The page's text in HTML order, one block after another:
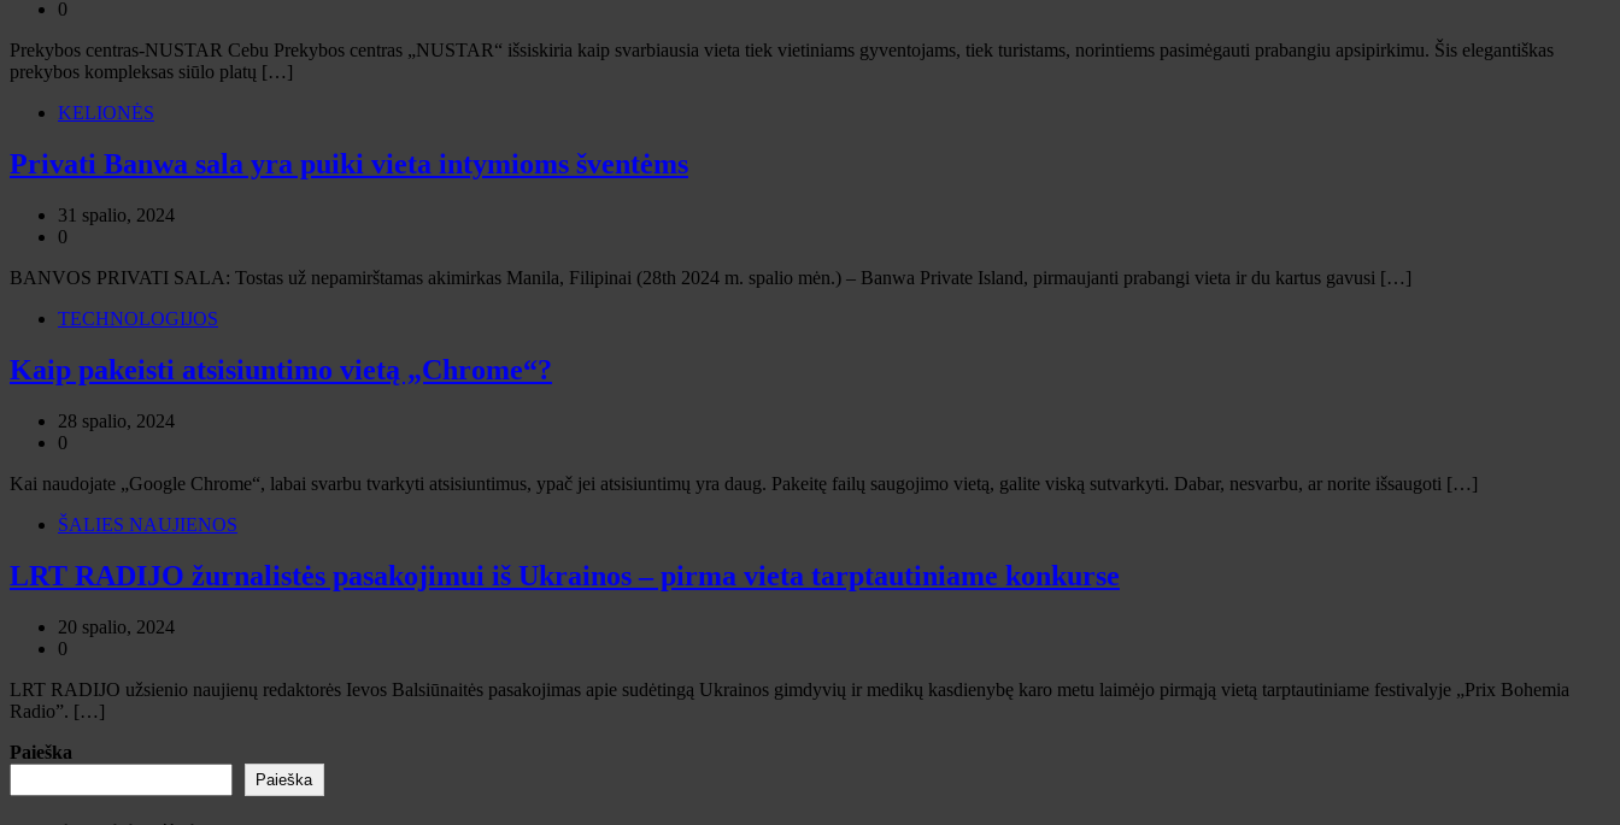
0
Prekybos centras-NUSTAR Cebu Prekybos centras „NUSTAR“ išsiskiria kaip svarbiausia vieta tiek vietiniams gyventojams, tiek turistams, norintiems pasimėgauti prabangiu apsipirkimu. Šis elegantiškas
prekybos kompleksas siūlo platų […]
KELIONĖS
Privati ​​Banwa sala yra puiki vieta intymioms šventėms
31 spalio, 2024
0
BANVOS PRIVATI SALA: Tostas už nepamirštamas akimirkas Manila, Filipinai (28th 2024 m. spalio mėn.) – Banwa Private Island, pirmaujanti prabangi vieta ir du kartus gavusi […]
TECHNOLOGIJOS
Kaip pakeisti atsisiuntimo vietą „Chrome“?
28 spalio, 2024
0
Kai naudojate „Google Chrome“, labai svarbu tvarkyti atsisiuntimus, ypač jei atsisiuntimų yra daug. Pakeitę failų saugojimo vietą, galite viską sutvarkyti. Dabar, nesvarbu, ar norite išsaugoti […]
ŠALIES NAUJIENOS
LRT RADIJO žurnalistės pasakojimui iš Ukrainos – pirma vieta tarptautiniame konkurse
20 spalio, 2024
0
LRT RADIJO užsienio naujienų redaktorės Ievos Balsiūnaitės pasakojimas apie sudėtingą Ukrainos gimdyvių ir medikų kasdienybę karo metu laimėjo pirmąją vietą tarptautiniame festivalyje „Prix Bohemia
Radio”. […]
Paieška
Paieška